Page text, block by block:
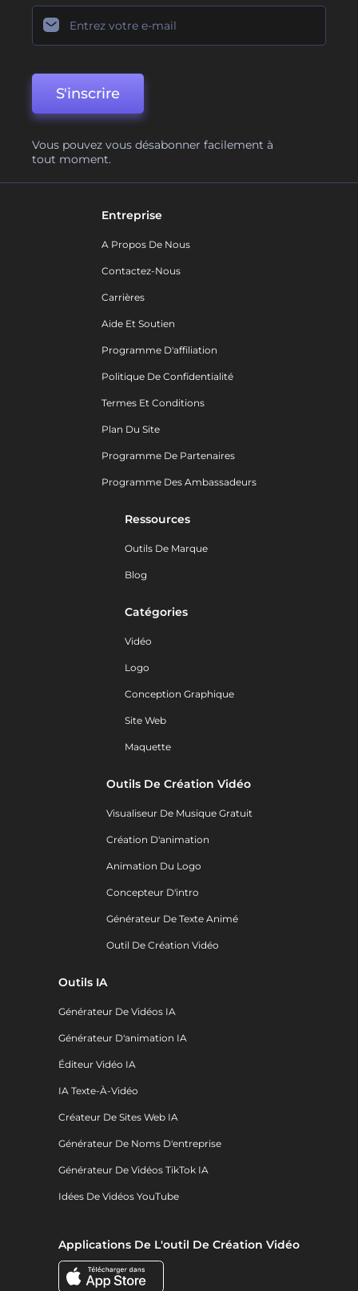
S'inscrire
Vous pouvez vous désabonner facilement à
tout moment.
Entreprise
A Propos De Nous
Contactez-Nous
Carrières
Aide Et Soutien
Programme D'affiliation
Politique De Confidentialité
Termes Et Conditions
Plan Du Site
Programme De Partenaires
Programme Des Ambassadeurs
Ressources
Outils De Marque
Blog
Catégories
Vidéo
Logo
Conception Graphique
Site Web
Maquette
Outils De Création Vidéo
Visualiseur De Musique Gratuit
Création D'animation
Animation Du Logo
Concepteur D'intro
Générateur De Texte Animé
Outil De Création Vidéo
Outils IA
Générateur De Vidéos IA
Générateur D'animation IA
Éditeur Vidéo IA
IA Texte-À-Vidéo
Créateur De Sites Web IA
Générateur De Noms D'entreprise
Générateur De Vidéos TikTok IA
Idées De Vidéos YouTube
Applications De L'outil De Création Vidéo